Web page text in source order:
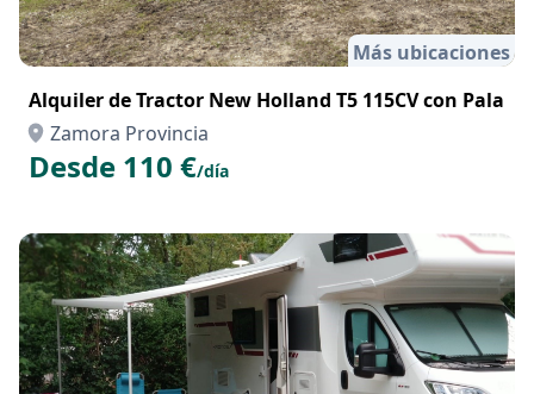
Más ubicaciones
Alquiler de Tractor New Holland T5 115CV con Pala
Zamora Provincia
Desde 110 €/día